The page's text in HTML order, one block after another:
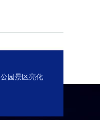
公园景区亮化